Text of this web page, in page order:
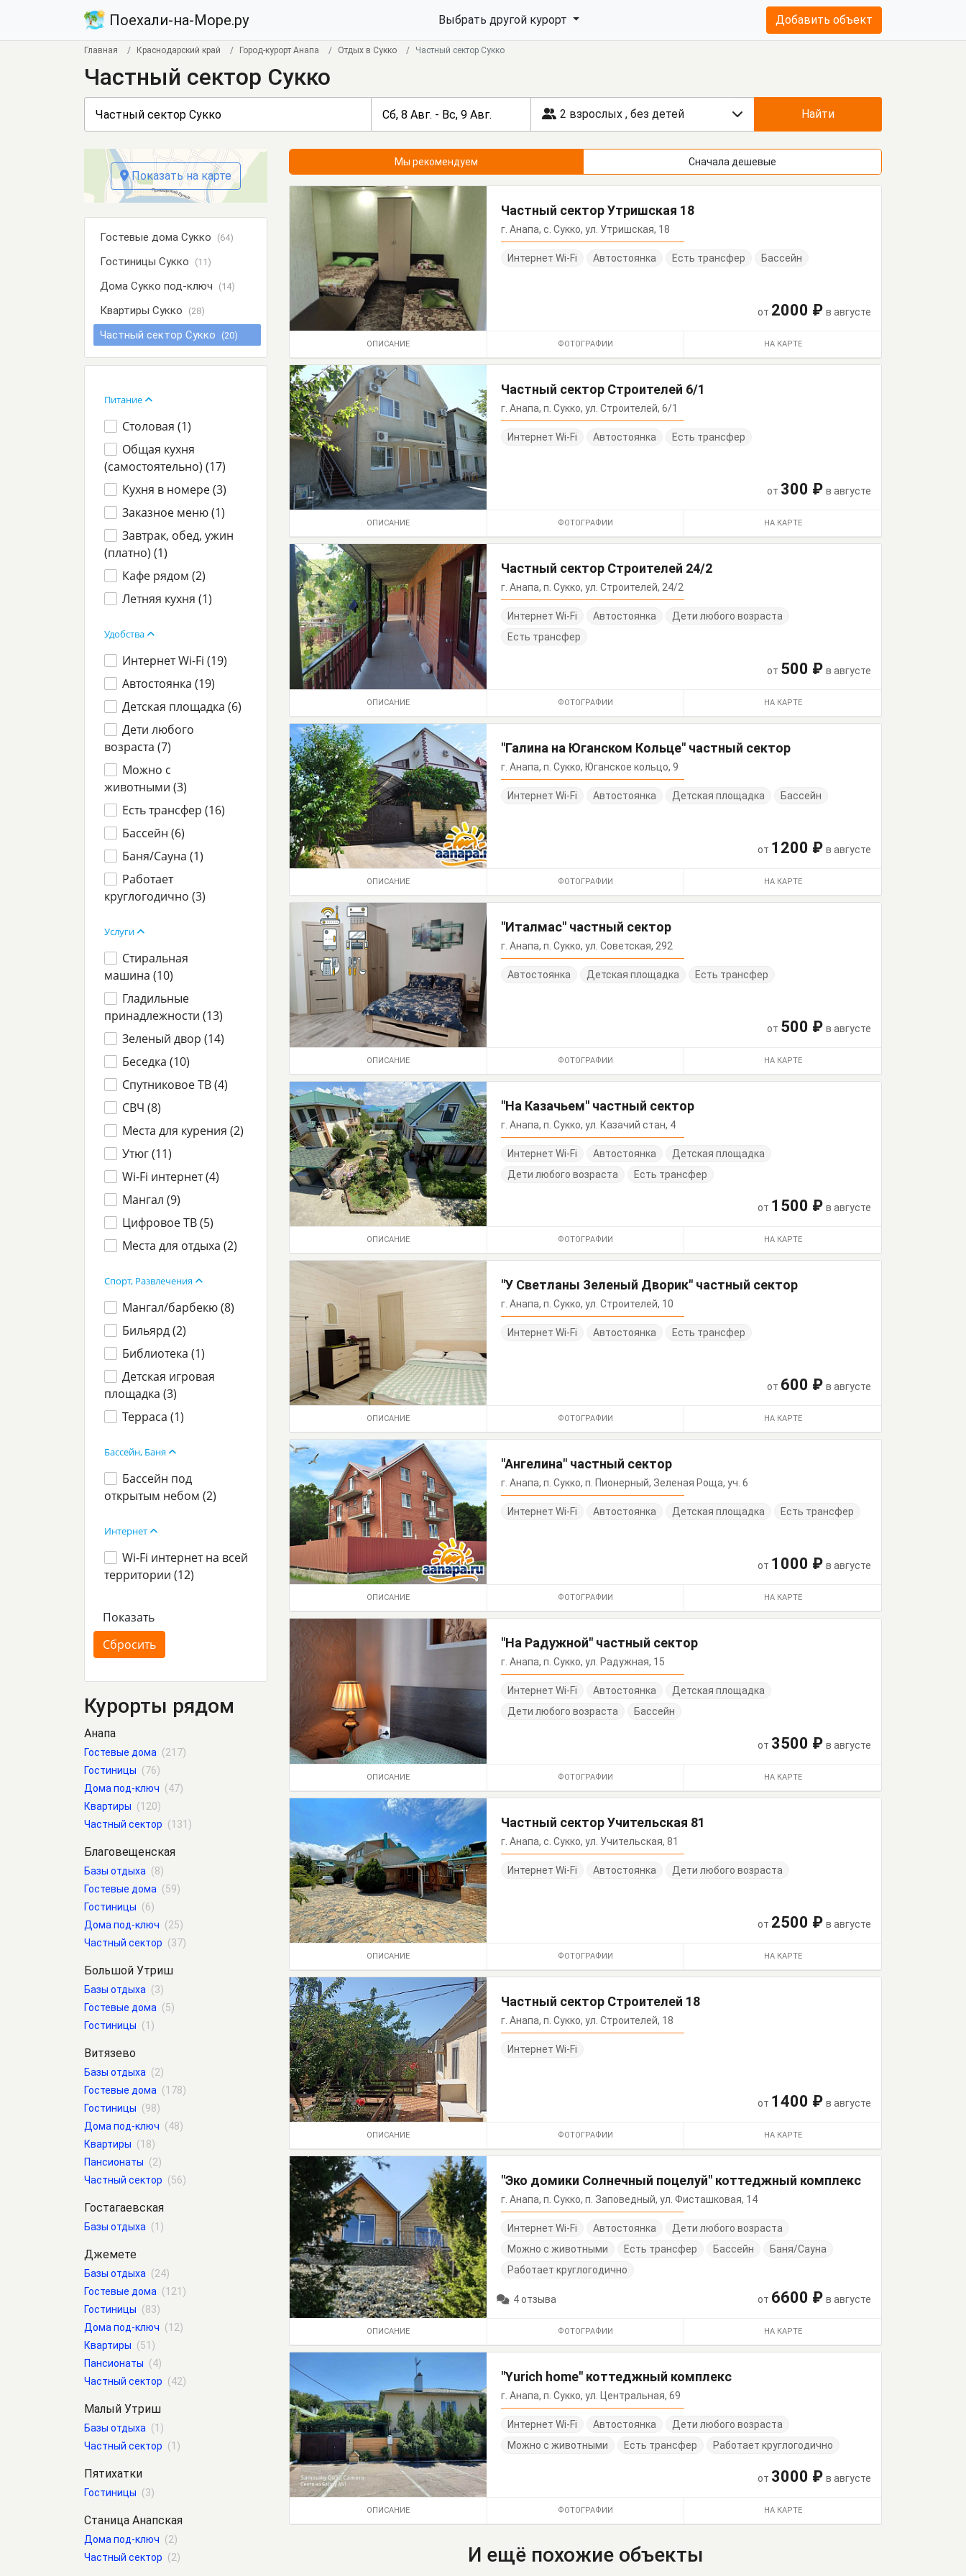
Поехали-на-Море.ру Выбрать другой курорт Добавить объект
Главная Краснодарский край Город-курорт Анапа Отдых в Сукко Частный сектор Сукко
Частный сектор Сукко
2 взрослых , без детей Найти
Мы рекомендуем Сначала дешевые
Частный сектор Утришская 18
г. Анапа, с. Сукко, ул. Утришская, 18
Интернет Wi-Fi Автостоянка Есть трансфер Бассейн
от 2000 ₽ в августе
ОПИСАНИЕ ФОТОГРАФИИ НА КАРТЕ
Частный сектор Строителей 6/1
г. Анапа, п. Сукко, ул. Строителей, 6/1
Интернет Wi-Fi Автостоянка Есть трансфер
от 300 ₽ в августе
ОПИСАНИЕ ФОТОГРАФИИ НА КАРТЕ
Частный сектор Строителей 24/2
г. Анапа, п. Сукко, ул. Строителей, 24/2
Интернет Wi-Fi Автостоянка
Дети любого возраста
Есть трансфер
от 500 ₽ в августе
ОПИСАНИЕ ФОТОГРАФИИ НА КАРТЕ
"Галина на Юганском Кольце" частный сектор
г. Анапа, п. Сукко, Юганское кольцо, 9
Интернет Wi-Fi Автостоянка Детская площадка Бассейн
от 1200 ₽ в августе
ОПИСАНИЕ ФОТОГРАФИИ НА КАРТЕ
"Италмас" частный сектор
г. Анапа, п. Сукко, ул. Советская, 292
Автостоянка Детская площадка Есть трансфер
от 500 ₽ в августе
ОПИСАНИЕ ФОТОГРАФИИ НА КАРТЕ
"На Казачьем" частный сектор
г. Анапа, п. Сукко, ул. Казачий стан, 4
Интернет Wi-Fi Автостоянка
Детская площадка
Дети любого возраста
Есть трансфер
от 1500 ₽ в августе
ОПИСАНИЕ ФОТОГРАФИИ НА КАРТЕ
"У Светланы Зеленый Дворик" частный сектор
г. Анапа, п. Сукко, ул. Строителей, 10
Интернет Wi-Fi Автостоянка Есть трансфер
от 600 ₽ в августе
ОПИСАНИЕ ФОТОГРАФИИ НА КАРТЕ
"Ангелина" частный сектор
г. Анапа, п. Сукко, п. Пионерный, Зеленая Роща, уч. 6
Интернет Wi-Fi Автостоянка Детская площадка Есть трансфер
от 1000 ₽ в августе
ОПИСАНИЕ ФОТОГРАФИИ НА КАРТЕ
"На Радужной" частный сектор
г. Анапа, п. Сукко, ул. Радужная, 15
Интернет Wi-Fi Автостоянка
Детская площадка
Дети любого возраста
Бассейн
от 3500 ₽ в августе
ОПИСАНИЕ ФОТОГРАФИИ НА КАРТЕ
Частный сектор Учительская 81
г. Анапа, с. Сукко, ул. Учительская, 81
Интернет Wi-Fi Автостоянка Дети любого возраста
от 2500 ₽ в августе
ОПИСАНИЕ ФОТОГРАФИИ НА КАРТЕ
Частный сектор Строителей 18
г. Анапа, п. Сукко, ул. Строителей, 18
Интернет Wi-Fi
от 1400 ₽ в августе
ОПИСАНИЕ ФОТОГРАФИИ НА КАРТЕ
"Эко домики Солнечный поцелуй" коттеджный комплекс
г. Анапа, п. Сукко, п. Заповедный, ул. Фисташковая, 14
Интернет Wi-Fi Автостоянка
Дети любого возраста
Можно с животными
Есть трансфер Бассейн
Баня/Сауна
Работает круглогодично
4 отзыва от 6600 ₽ в августе
ОПИСАНИЕ ФОТОГРАФИИ НА КАРТЕ
"Yurich home" коттеджный комплекс
г. Анапа, п. Сукко, ул. Центральная, 69
Интернет Wi-Fi Автостоянка
Дети любого возраста
Можно с животными
Есть трансфер Работает круглогодично
от 3000 ₽ в августе
ОПИСАНИЕ ФОТОГРАФИИ НА КАРТЕ
И ещё похожие объекты
Показать на карте
Гостевые дома Сукко (64)
Гостиницы Сукко (11)
Дома Сукко под-ключ (14)
Квартиры Сукко (28)
Частный сектор Сукко (20)
Питание
Столовая (1)
Общая кухня
(самостоятельно) (17)
Кухня в номере (3)
Заказное меню (1)
Завтрак, обед, ужин
(платно) (1)
Кафе рядом (2)
Летняя кухня (1)
Удобства
Интернет Wi-Fi (19)
Автостоянка (19)
Детская площадка (6)
Дети любого
возраста (7)
Можно с
животными (3)
Есть трансфер (16)
Бассейн (6)
Баня/Сауна (1)
Работает
круглогодично (3)
Услуги
Стиральная
машина (10)
Гладильные
принадлежности (13)
Зеленый двор (14)
Беседка (10)
Спутниковое ТВ (4)
СВЧ (8)
Места для курения (2)
Утюг (11)
Wi-Fi интернет (4)
Мангал (9)
Цифровое ТВ (5)
Места для отдыха (2)
Спорт, Развлечения
Мангал/барбекю (8)
Бильярд (2)
Библиотека (1)
Детская игровая
площадка (3)
Терраса (1)
Бассейн, Баня
Бассейн под
открытым небом (2)
Интернет
Wi-Fi интернет на всей
территории (12)
Курорты рядом
Анапа
Гостевые дома (217)
Гостиницы (76)
Дома под-ключ (47)
Квартиры (120)
Частный сектор (131)
Благовещенская
Базы отдыха (8)
Гостевые дома (59)
Гостиницы (6)
Дома под-ключ (25)
Частный сектор (37)
Большой Утриш
Базы отдыха (3)
Гостевые дома (5)
Гостиницы (1)
Витязево
Базы отдыха (2)
Гостевые дома (178)
Гостиницы (98)
Дома под-ключ (48)
Квартиры (18)
Пансионаты (2)
Частный сектор (56)
Гостагаевская
Базы отдыха (1)
Джемете
Базы отдыха (24)
Гостевые дома (121)
Гостиницы (83)
Дома под-ключ (12)
Квартиры (51)
Пансионаты (4)
Частный сектор (42)
Малый Утриш
Базы отдыха (1)
Частный сектор (1)
Пятихатки
Гостиницы (3)
Станица Анапская
Дома под-ключ (2)
Частный сектор (2)